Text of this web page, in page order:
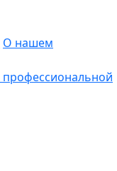
О нашем